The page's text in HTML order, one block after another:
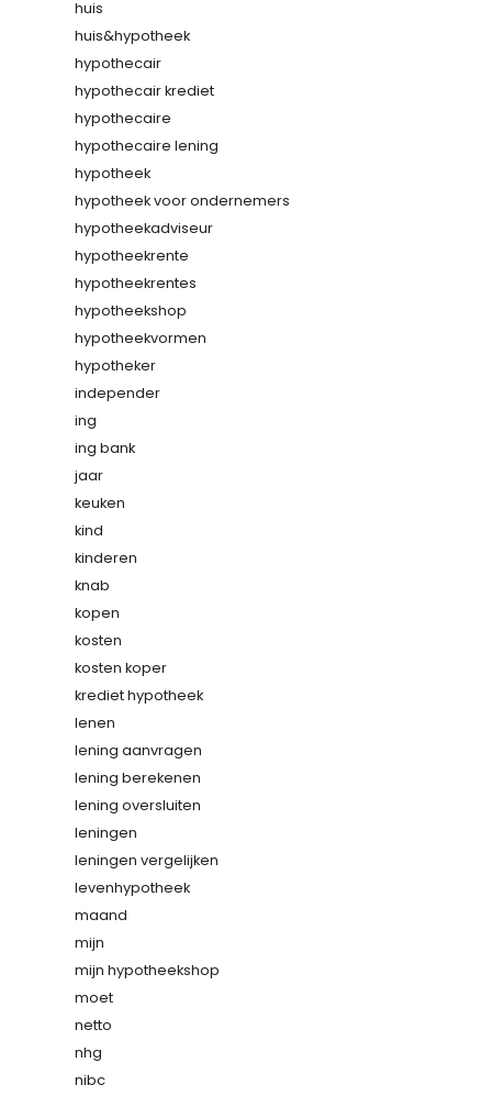
huis
huis&hypotheek
hypothecair
hypothecair krediet
hypothecaire
hypothecaire lening
hypotheek
hypotheek voor ondernemers
hypotheekadviseur
hypotheekrente
hypotheekrentes
hypotheekshop
hypotheekvormen
hypotheker
independer
ing
ing bank
jaar
keuken
kind
kinderen
knab
kopen
kosten
kosten koper
krediet hypotheek
lenen
lening aanvragen
lening berekenen
lening oversluiten
leningen
leningen vergelijken
levenhypotheek
maand
mijn
mijn hypotheekshop
moet
netto
nhg
nibc